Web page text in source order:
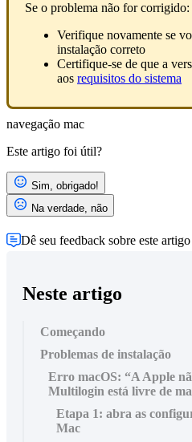
Se o problema não for corrigido:
Verifique novamente se
instalação correto
Certifique-se de que a
aos requisitos do sistema
navegação mac
Este artigo foi útil?
Sim, obrigado!
Na verdade, não
Dê seu feedback sobre este artigo
Neste artigo
Começando
Problemas de instalação
Erro macOS: “A Apple
Multilogin está livre de
Etapa 1: abra as
Mac